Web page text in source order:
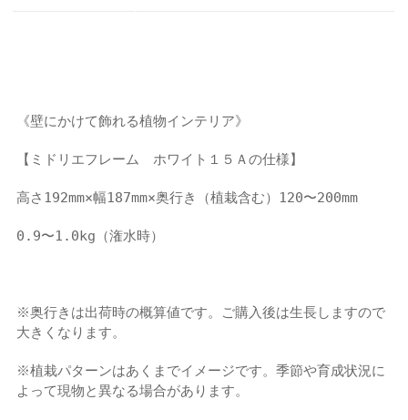
《壁にかけて飾れる植物インテリア》
【ミドリエフレーム ホワイト１５Ａの仕様】
高さ192mm×幅187mm×奥行き（植栽含む）120〜200mm
0.9〜1.0kg（潅水時）
※奥行きは出荷時の概算値です。ご購入後は生長しますので
大きくなります。
※植栽パターンはあくまでイメージです。季節や育成状況に
よって現物と異なる場合があります。